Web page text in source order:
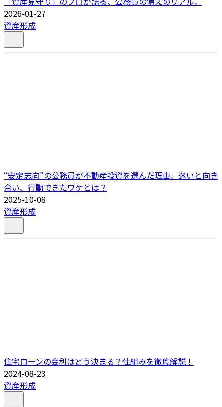
2026-01-27
資産形成
“安定志向”の公務員が不動産投資を選んだ理由。迷いと向き
合い、行動できたワケとは？
2025-10-08
資産形成
住宅ローンの金利はどう決まる？仕組みを徹底解説！
2024-08-23
資産形成